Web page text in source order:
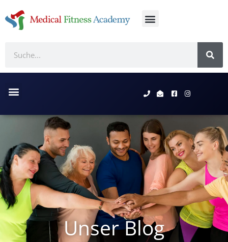
Unser Blog